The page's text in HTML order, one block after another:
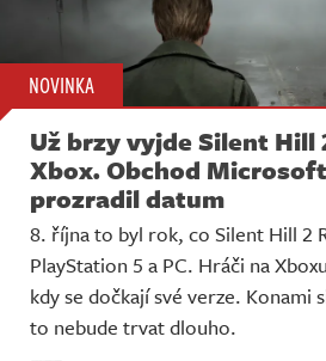
NOVINKA
Už brzy vyjde Silent Hill
Xbox. Obchod
prozradil datum
8. října to byl rok, co Silent Hill 2
PlayStation 5 a PC. Hráči na
kdy se dočkají své verze. Konami
to nebude trvat dlouho.